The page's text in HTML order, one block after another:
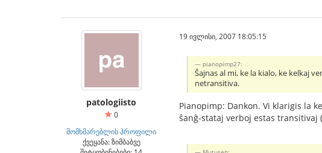
patologiisto
0
მომხმარებლის პროფილი
ქვეყანა: ზიმბაბვე
19 ივლისი, 2007 18:05:15
pianopimp27:
Ŝajnas al mi, ke la kialo, ke kelkaj
netransitiva.
Pianopimp: Dankon. Vi klarigis la
ŝanĝ-stataj verboj estas transitivaj